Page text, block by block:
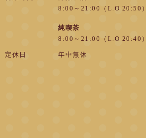
8:00～21:00（L.O 20:50）
純喫茶
8:00～21:00（L.O 20:40）
定休日 年中無休